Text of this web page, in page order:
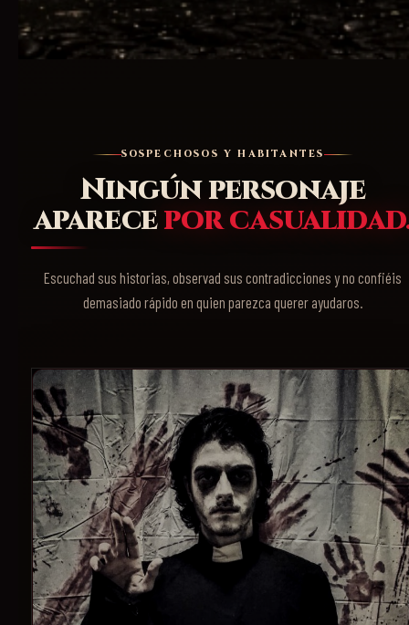
SOSPECHOSOS Y HABITANTES
Ningún personaje
aparecepor
Escuchad sus historias, observad sus contradicciones y no confiéis
demasiado rápido en quien parezca querer ayudaros.